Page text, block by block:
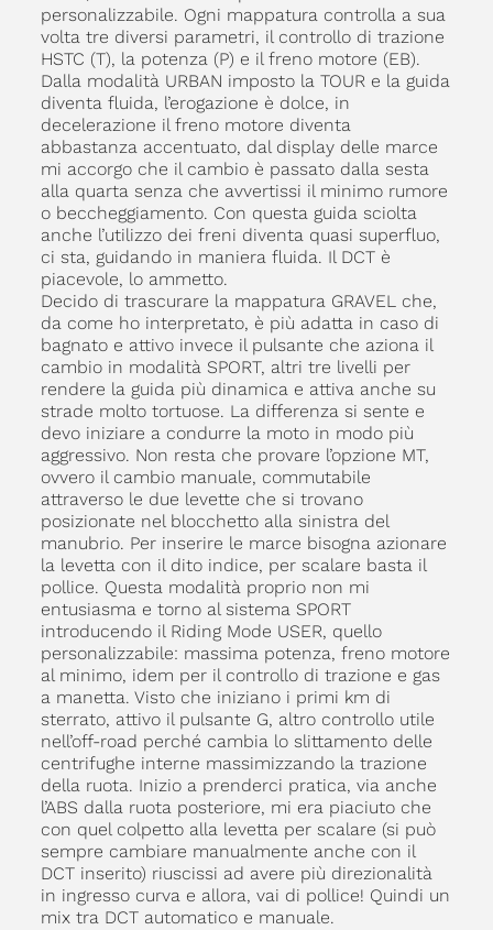
personalizzabile. Ogni mappatura controlla a sua
volta tre diversi parametri, il controllo di trazione
HSTC (T), la potenza (P) e il freno motore (EB).
Dalla modalità URBAN imposto la TOUR e la guida
diventa fluida, l’erogazione è dolce, in
decelerazione il freno motore diventa
abbastanza accentuato, dal display delle marce
mi accorgo che il cambio è passato dalla sesta
alla quarta senza che avvertissi il minimo rumore
o beccheggiamento. Con questa guida sciolta
anche l’utilizzo dei freni diventa quasi superfluo,
ci sta, guidando in maniera fluida. Il DCT è
piacevole, lo ammetto.
Decido di trascurare la mappatura GRAVEL che,
da come ho interpretato, è più adatta in caso di
bagnato e attivo invece il pulsante che aziona il
cambio in modalità SPORT, altri tre livelli per
rendere la guida più dinamica e attiva anche su
strade molto tortuose. La differenza si sente e
devo iniziare a condurre la moto in modo più
aggressivo. Non resta che provare l’opzione MT,
ovvero il cambio manuale, commutabile
attraverso le due levette che si trovano
posizionate nel blocchetto alla sinistra del
manubrio. Per inserire le marce bisogna azionare
la levetta con il dito indice, per scalare basta il
pollice. Questa modalità proprio non mi
entusiasma e torno al sistema SPORT
introducendo il Riding Mode USER, quello
personalizzabile: massima potenza, freno motore
al minimo, idem per il controllo di trazione e gas
a manetta. Visto che iniziano i primi km di
sterrato, attivo il pulsante G, altro controllo utile
nell’off-road perché cambia lo slittamento delle
centrifughe interne massimizzando la trazione
della ruota. Inizio a prenderci pratica, via anche
l’ABS dalla ruota posteriore, mi era piaciuto che
con quel colpetto alla levetta per scalare (si può
sempre cambiare manualmente anche con il
DCT inserito) riuscissi ad avere più direzionalità
in ingresso curva e allora, vai di pollice! Quindi un
mix tra DCT automatico e manuale.